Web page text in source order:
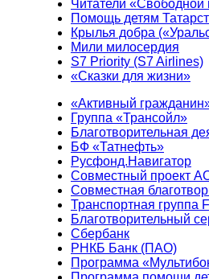
Читатели
Помощь детям
Крылья добра
Мили милосердия
S7 Priority (S7 Airlines)
«Сказки для жизни»
«Активный
Группа «Трансойл»
Благотворительная
БФ «Татнефть»
Русфонд.Навигатор
Совместный проект
Совместная
Транспортная группа
Благотворительный
Сбербанк
РНКБ Банк (ПАО)
Программа